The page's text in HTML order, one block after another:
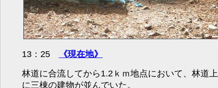
13：25
《現在地》
林道に合流してから1.2ｋｍ地点において、林道上
に三棟の建物が並んでいた。